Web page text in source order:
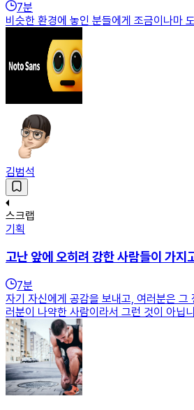
7분
비슷한 환경에 놓인 분들에게 조금이나마
김범석
스크랩
기획
고난 앞에 오히려 강한 사람들이 가지
7분
자기 자신에게 공감을 보내고, 여러분은
러분이 나약한 사람이라서 그런 것이 아닙